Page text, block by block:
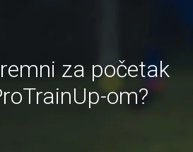
za početak
om?